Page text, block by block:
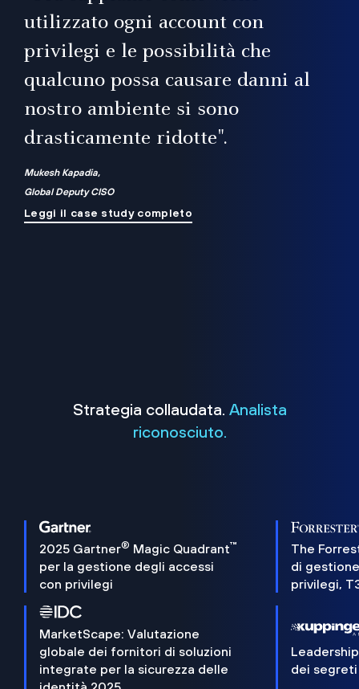
utilizzato ogni account con
privilegi e le possibilità che
qualcuno possa causare danni al
nostro ambiente si sono
drasticamente ridotte".
Mukesh Kapadia,
Global Deputy CISO
Leggi il case study completo
Strategia collaudata. Analista
riconosciuto.
2025 Gartner® Magic Quadrant™
per la gestione degli accessi
con privilegi
The
di
privilegi,
MarketScape: Valutazione
globale dei fornitori di soluzioni
integrate per la sicurezza delle
dei segreti